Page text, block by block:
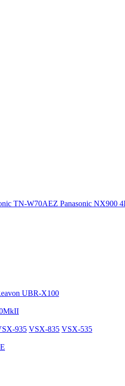
TN-W70AEZ Panasonic NX900
UBR-X100
935 VSX-835 VSX-535